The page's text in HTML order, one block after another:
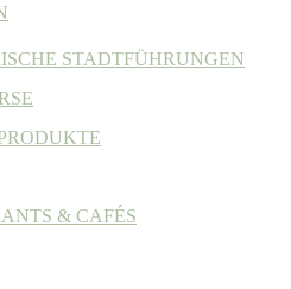
STADTFÜHRUNGEN
& CAFÉS